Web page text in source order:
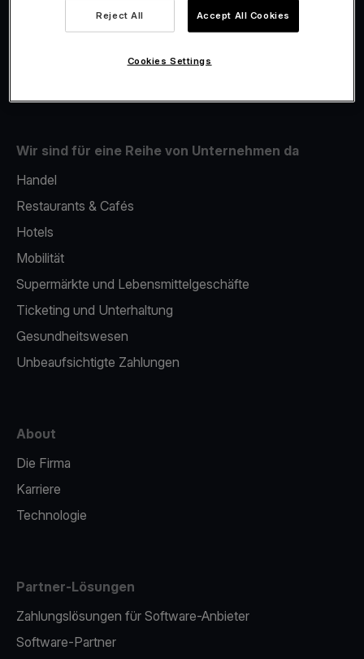
Fiskalisierung
Wir sind für eine Reihe von Unternehmen da
Handel
Restaurants & Cafés
Hotels
Mobilität
Supermärkte und Lebensmittelgeschäfte
Ticketing und Unterhaltung
Gesundheitswesen
Unbeaufsichtigte Zahlungen
About
Die Firma
Karriere
Technologie
Partner-Lösungen
Zahlungslösungen für Software-Anbieter
Software-Partner
Reject All Accept All Cookies
Cookies Settings